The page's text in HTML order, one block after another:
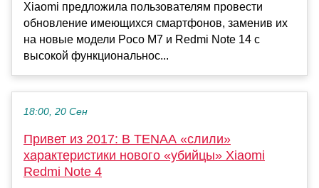
Xiaomi предложила пользователям провести
обновление имеющихся смартфонов, заменив их
на новые модели Poco M7 и Redmi Note 14 с
высокой функциональнос...
18:00, 20 Сен
Привет из 2017: В TENAA «слили»
характеристики нового «убийцы» Xiaomi
Redmi Note 4